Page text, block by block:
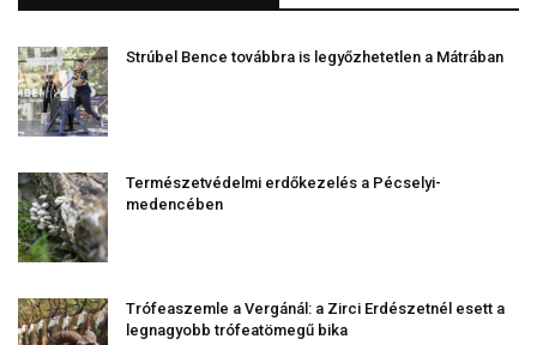
Strúbel Bence továbbra is legyőzhetetlen a Mátrában
Természetvédelmi erdőkezelés a Pécselyi-
medencében
Trófeaszemle a Vergánál: a Zirci Erdészetnél esett a
legnagyobb trófeatömegű bika